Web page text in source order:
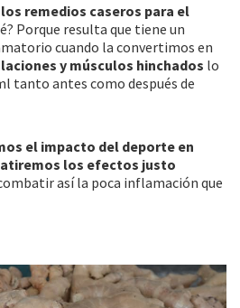
remedios caseros para el
Porque resulta que tiene un
cuando la convertimos en
y músculos hinchados lo
tanto antes como después de
el impacto del deporte en
los efectos justo
así la poca inflamación que